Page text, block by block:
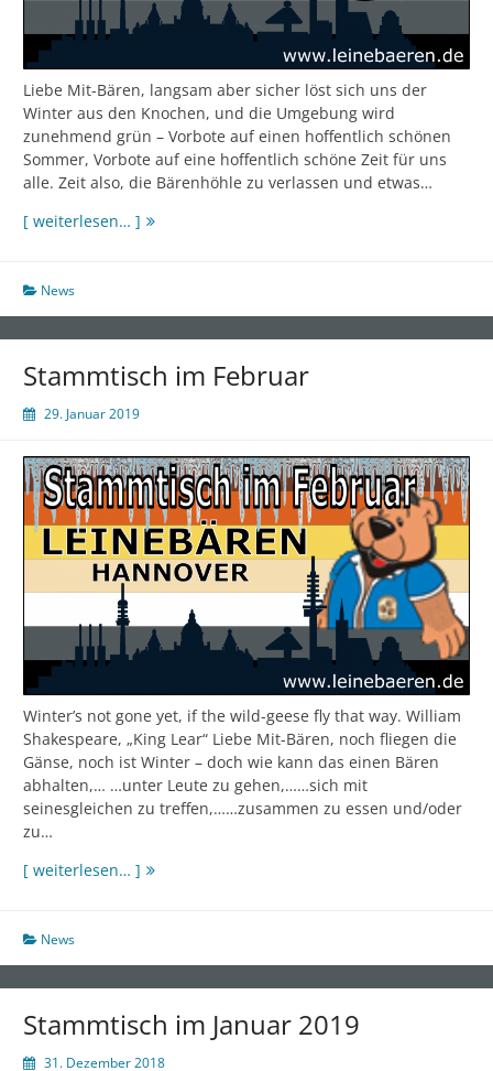
Liebe Mit-Bären, langsam aber sicher löst sich uns der
Winter aus den Knochen, und die Umgebung wird
zunehmend grün – Vorbote auf einen hoffentlich schönen
Sommer, Vorbote auf eine hoffentlich schöne Zeit für uns
alle. Zeit also, die Bärenhöhle zu verlassen und etwas…
[ weiterlesen… ] Stammtisch
News
Stammtisch im Februar
29. Januar 2019
Winter’s not gone yet, if the wild-geese fly that way. William
Shakespeare, „King Lear“ Liebe Mit-Bären, noch fliegen die
Gänse, noch ist Winter – doch wie kann das einen Bären
abhalten,… …unter Leute zu gehen,……sich mit
seinesgleichen zu treffen,……zusammen zu essen und/oder
zu…
[ weiterlesen… ] Stammtisch
News
Stammtisch im Januar 2019
31. Dezember 2018